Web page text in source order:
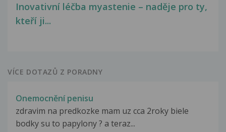
Inovativní léčba myastenie – naděje pro ty,
kteří ji...
VÍCE DOTAZŮ Z PORADNY
Onemocnění penisu
zdravim na predkozke mam uz cca 2roky biele
bodky su to papylony ? a teraz...